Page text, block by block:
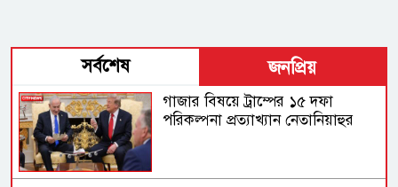
সর্বশেষ জনপ্রিয়
গাজার বিষয়ে ট্রাম্পের ১৫ দফা
পরিকল্পনা প্রত্যাখ্যান নেতানিয়াহুর